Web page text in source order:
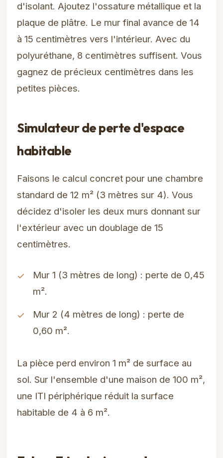
d'isolant. Ajoutez l'ossature métallique et la
plaque de plâtre. Le mur final avance de 14
à 15 centimètres vers l'intérieur. Avec du
polyuréthane, 8 centimètres suffisent. Vous
gagnez de précieux centimètres dans les
petites pièces.
Simulateur de perte d'espace
habitable
Faisons le calcul concret pour une chambre
standard de 12 m² (3 mètres sur 4). Vous
décidez d'isoler les deux murs donnant sur
l'extérieur avec un doublage de 15
centimètres.
Mur 1 (3 mètres de long) : perte de 0,45
m².
Mur 2 (4 mètres de long) : perte de
0,60 m².
La pièce perd environ 1 m² de surface au
sol. Sur l'ensemble d'une maison de 100 m²,
une ITI périphérique réduit la surface
habitable de 4 à 6 m².